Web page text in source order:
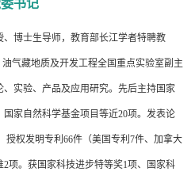
书记
博士生导师，教育部长江学者特聘教
气藏地质及开发工程全国重点实验室副主
实验、产品及应用研究。先后主持国家
家自然科学基金项目等近20项。发表论
授权发明专利66件（美国专利7件、加拿大
项。获国家科技进步特等奖1项、国家科